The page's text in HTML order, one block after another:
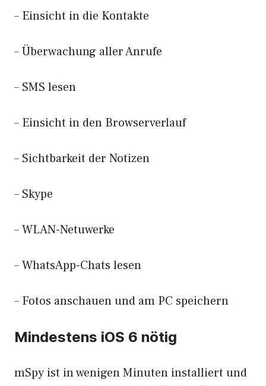
– Einsicht in die Kontakte
– Überwachung aller Anrufe
– SMS lesen
– Einsicht in den Browserverlauf
– Sichtbarkeit der Notizen
– Skype
– WLAN-Netuwerke
– WhatsApp-Chats lesen
– Fotos anschauen und am PC speichern
Mindestens iOS 6 nötig
mSpy ist in wenigen Minuten installiert und